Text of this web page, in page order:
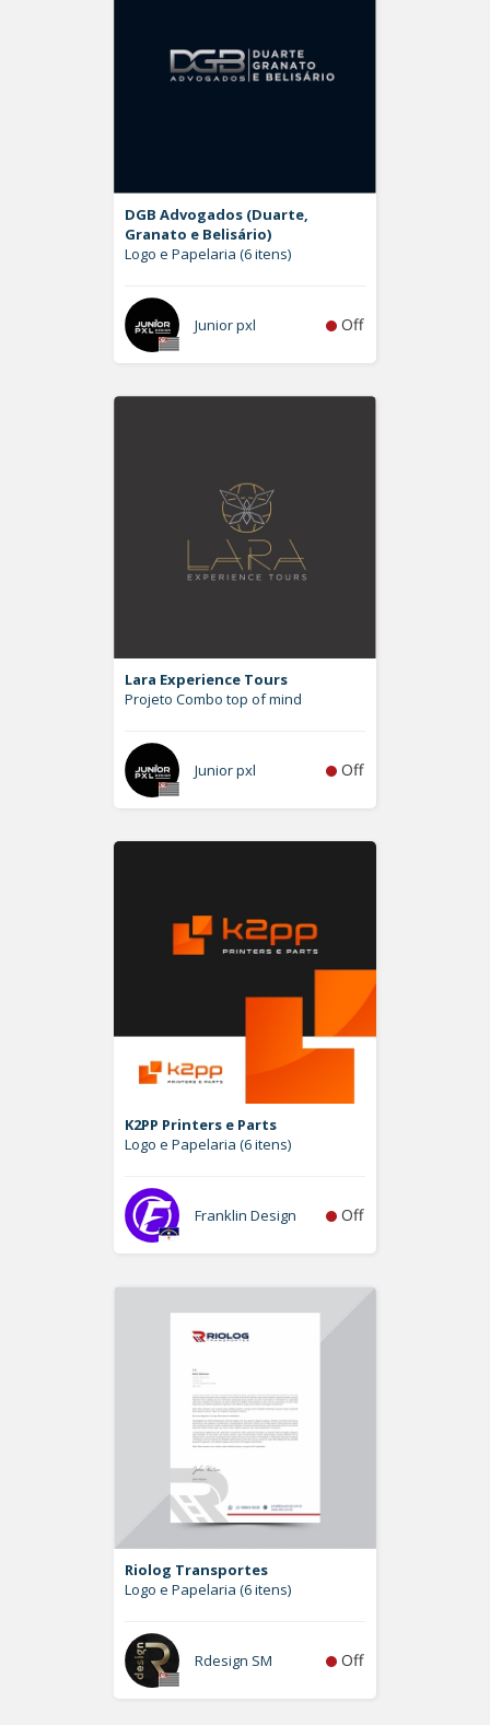
DGB Advogados (Duarte,
Granato e Belisário)
Logo e Papelaria (6 itens)
Junior pxl Off
Lara Experience Tours
Projeto Combo top of mind
Junior pxl Off
K2PP Printers e Parts
Logo e Papelaria (6 itens)
Franklin Design Off
Riolog Transportes
Logo e Papelaria (6 itens)
Rdesign SM Off